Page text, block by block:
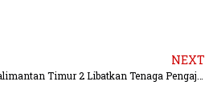
NEXT
Astra Motor Kalimantan Timur 2 Libatkan Tenaga Pengajar Sekolah Binaan dalam Regional Technical Skill Contest 2026